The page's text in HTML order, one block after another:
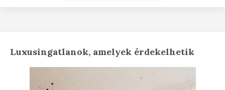
Luxusingatlanok, amelyek érdekelhetik